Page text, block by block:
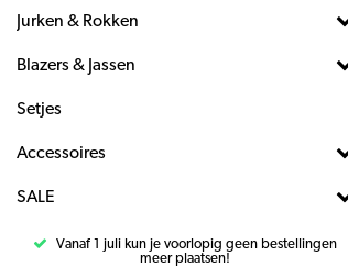
Jurken & Rokken
Blazers & Jassen
Setjes
Accessoires
SALE
Vanaf 1 juli kun je voorlopig geen bestellingen
meer plaatsen!